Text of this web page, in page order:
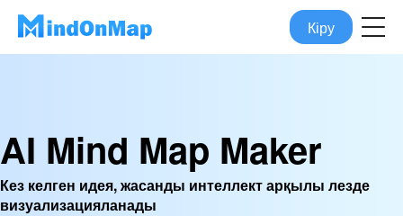
Кіру
AI Mind Map Maker
Кез келген идея, жасанды интеллект арқылы лезде
визуализацияланады